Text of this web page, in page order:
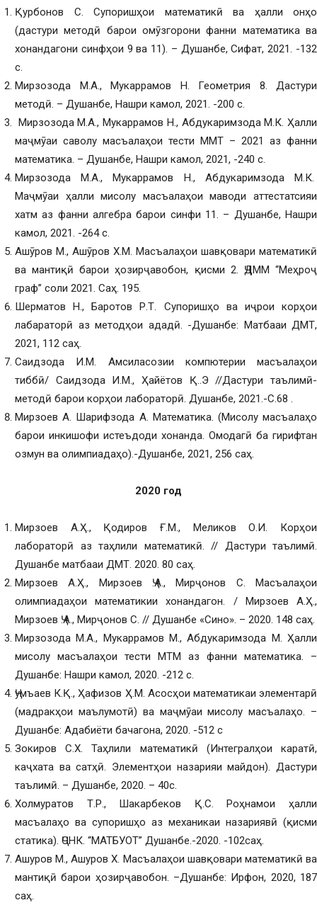
Қурбонов С. Супоришҳои математикӣ ва ҳалли онҳо
(дастури методӣ барои омӯзгорони фанни математика ва
хонандагони синфҳои 9 ва 11). – Душанбе, Сифат, 2021. -132
с.
Мирзозода М.А., Мукаррамов Н. Геометрия 8. Дастури
методӣ. – Душанбе, Нашри камол, 2021. -200 с.
Мирзозода М.А., Мукаррамов Н., Абдукаримзода М.К. Ҳалли
маҷмӯаи саволу масъалаҳои тести ММТ – 2021 аз фанни
математика. – Душанбе, Нашри камол, 2021, -240 с.
Мирзозода М.А., Мукаррамов Н., Абдукаримзода М.К.
Маҷмӯаи ҳалли мисолу масъалаҳои маводи аттестатсияи
хатм аз фанни алгебра барои синфи 11. – Душанбе, Нашри
камол, 2021. -264 с.
Ашӯров М., Ашӯров Х.М. Масъалаҳои шавқовари математикӣ
ва мантиқӣ барои ҳозирҷавобон, қисми 2. ҶДММ “Меҳроҷ
граф” соли 2021. Саҳ. 195.
Шерматов Н., Баротов Р.Т. Супоришҳо ва иҷрои корҳои
лабараторӣ аз методҳои ададӣ. -Душанбе: Матбааи ДМТ,
2021, 112 саҳ.
Саидзода И.М. Амсиласозии компютерии масъалаҳои
тиббӣ/ Саидзода И.М., Ҳайётов Қ..Э //Дастури таълимӣ-
методӣ барои корҳои лабораторӣ. Душанбе, 2021.-С.68 .
Мирзоев А. Шарифзода А. Математика. (Мисолу масъалаҳо
барои инкишофи истеъдоди хонанда. Омодагӣ ба гирифтан
озмун ва олимпиадаҳо).-Душанбе, 2021, 256 саҳ.
2020 год
Мирзоев А.Ҳ., Қодиров Ғ.М., Меликов О.И. Корҳои
лабораторӣ аз таҳлили математикӣ. // Дастури таълимӣ.
Душанбе матбааи ДМТ. 2020. 80 саҳ.
Мирзоев А.Ҳ., Мирзоев Ҷ.А., Мирҷонов С. Масъалаҳои
олимпиадаҳои математикии хонандагон. / Мирзоев А.Ҳ.,
Мирзоев Ҷ.А., Мирҷонов С. // Душанбе «Сино». – 2020. 148 саҳ.
Мирзозода М.А., Мукаррамов М., Абдукаримзода М. Ҳалли
мисолу масъалаҳои тести МТМ аз фанни математика. –
Душанбе: Нашри камол, 2020. -212 с.
Ҷумъаев К.Қ., Ҳафизов Ҳ.М. Асосҳои математикаи элементарӣ
(мадракҳои маълумотӣ) ва маҷмӯаи мисолу масъалаҳо. –
Душанбе: Адабиёти бачагона, 2020. -512 с
Зокиров С.Х. Таҳлили математикӣ (Интегралҳои каратӣ,
каҷхата ва сатҳӣ. Элементҳои назарияи майдон). Дастури
таълимӣ. – Душанбе, 2020. – 40с.
Холмуратов Т.Р., Шакарбеков Қ.С. Роҳнамои ҳалли
масъалаҳо ва супоришҳо аз механикаи назариявӣ (қисми
статика). ҶСНК. “МАТБУОТ” Душанбе.-2020. -102саҳ.
Ашуров М., Ашуров Х. Масъалаҳои шавқовари математикӣ ва
мантиқӣ барои ҳозирҷавобон. –Душанбе: Ирфон, 2020, 187
саҳ.